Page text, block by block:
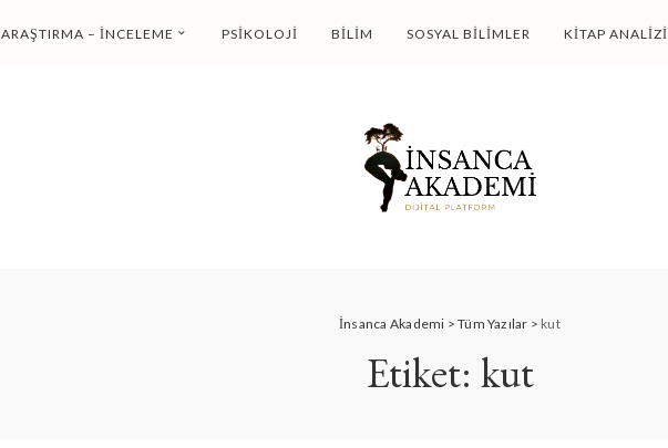
ARAŞTIRMA – İNCELEME PSIKOLOJI BILIM SOSYAL BILIMLER KITAP ANALIZI
İnsanca Akademi >Tüm Yazılar > kut
Etiket: kut